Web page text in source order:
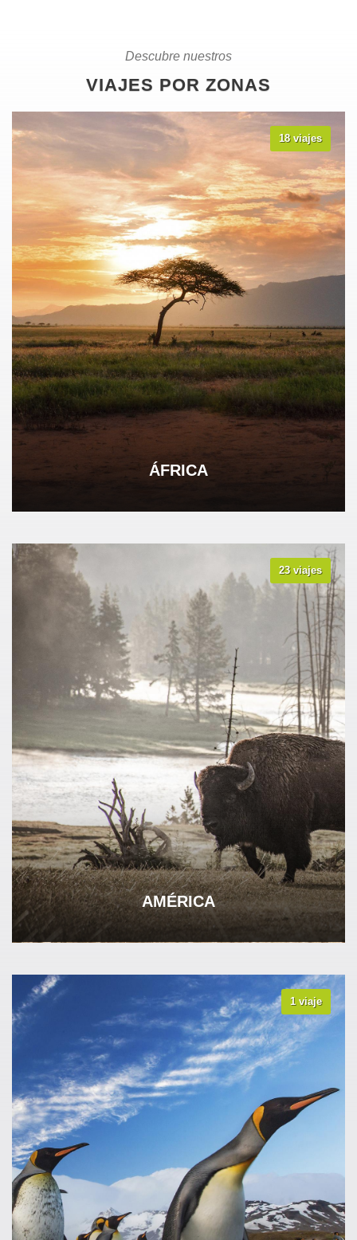
Descubre nuestros
VIAJES POR ZONAS
18 viajes
ÁFRICA
VER TODOS LOS VIAJES
23 viajes
AMÉRICA
VER TODOS LOS VIAJES
1 viaje